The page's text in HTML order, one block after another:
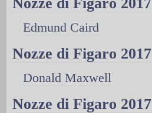
Edmund Caird
Nozze di Figaro 2017
Donald Maxwell
Nozze di Figaro 2017